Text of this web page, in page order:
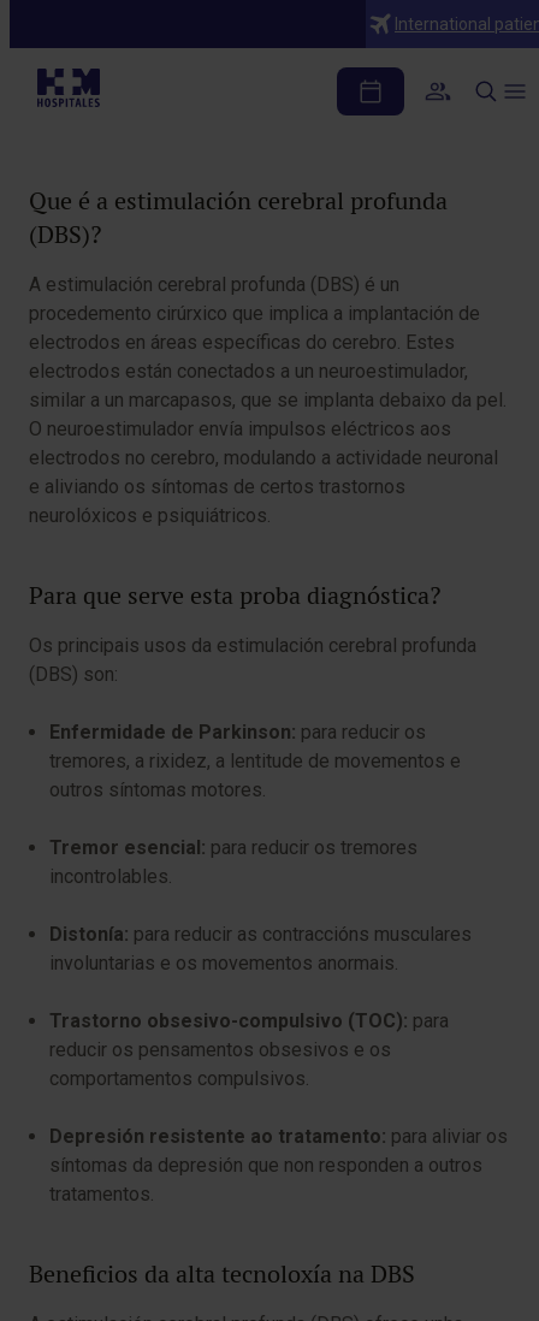
International
Estimulación cerebral profunda (DBS)
Que é a estimulación cerebral profunda
(DBS)?
A estimulación cerebral profunda (DBS) é un
procedemento cirúrxico que implica a implantación de
electrodos en áreas específicas do cerebro. Estes
electrodos están conectados a un neuroestimulador,
similar a un marcapasos, que se implanta debaixo da pel.
O neuroestimulador envía impulsos eléctricos aos
electrodos no cerebro, modulando a actividade neuronal
e aliviando os síntomas de certos trastornos
neurolóxicos e psiquiátricos.
Para que serve esta proba diagnóstica?
Os principais usos da estimulación cerebral profunda
(DBS) son:
Enfermidade de Parkinson: para reducir os
tremores, a rixidez, a lentitude de movementos e
outros síntomas motores.
Tremor esencial: para reducir os tremores
incontrolables.
Distonía: para reducir as contraccións musculares
involuntarias e os movementos anormais.
Trastorno obsesivo-compulsivo (TOC): para
reducir os pensamentos obsesivos e os
comportamentos compulsivos.
Depresión resistente ao tratamento: para aliviar os
síntomas da depresión que non responden a outros
tratamentos.
Beneficios da alta tecnoloxía na DBS